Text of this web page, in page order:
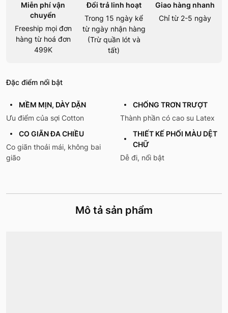
Miễn phí vận
chuyển
Freeship mọi đơn
hàng từ hoá đơn
499K
Đổi trả linh hoạt
Trong 15 ngày kể
từ ngày nhận hàng
(Trừ quần lót và
tất)
Giao hàng nhanh
Chỉ từ 2-5 ngày
Đặc điểm nổi bật
MỀM MỊN, DÀY DẶN
Ưu điểm của sợi Cotton
CHỐNG TRƠN TRƯỢT
Thành phần có cao su Latex
CO GIÃN ĐA CHIỀU
Co giãn thoải mái, không bai
gião
THIẾT KẾ PHỐI MÀU DỆT
CHỮ
Dễ đi, nổi bật
Mô tả sản phẩm